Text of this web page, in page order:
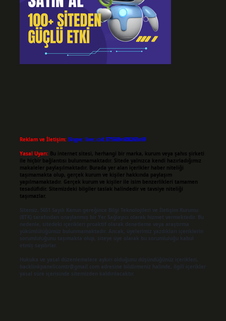
Reklam ve İletişim: Skype: live:.cid.575569c608265c69
Yasal Uyarı: Bu internet sitesi, herhangi bir marka, kurum veya şahıs şirketi
ile hiçbir bağlantısı bulunmamaktadır. Sitede yalnızca kendi hazırladığımız
makaleler paylaşılmaktadır. Burada yer alan içerikler haber niteliği
taşımamakta olup, gerçek kurum ve kişiler hakkında paylaşım
yapılmamaktadır. Gerçek kurum ve kişiler ile isim benzerlikleri tamamen
tesadüfidir. Sitemizdeki bilgiler taslak halindedir ve tavsiye niteliği
taşımazlar.
Sitemiz, 5651 Sayılı Kanun gereğince Bilgi Teknolojileri ve İletişim Kurumu
(BTK) tarafından onaylanmış bir Yer Sağlayıcı olarak hizmet vermektedir. Bu
nedenle, sitedeki içerikleri proaktif olarak denetleme veya araştırma
yükümlülüğümüz bulunmamaktadır. Ancak, üyelerimiz yazdıkları içeriklerin
sorumluluğunu taşımakta olup, siteye üye olarak bu sorumluluğu kabul
etmiş sayılırlar.
Hukuka ve yasal düzenlemelere aykırı olduğunu düşündüğünüz içerikleri,
backlinkpanelicomtr@gmail.com
adresine bildirmeniz halinde, ilgili içerikler
yasal süre içerisinde sitemizden kaldırılacaktır.